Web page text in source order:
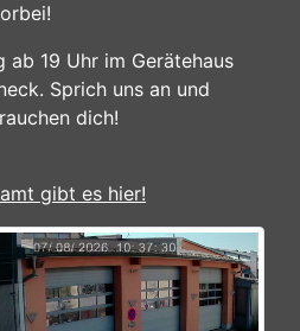
ab 19 Uhr im Gerätehaus
Sprich uns an und
dich!
gibt es hier!